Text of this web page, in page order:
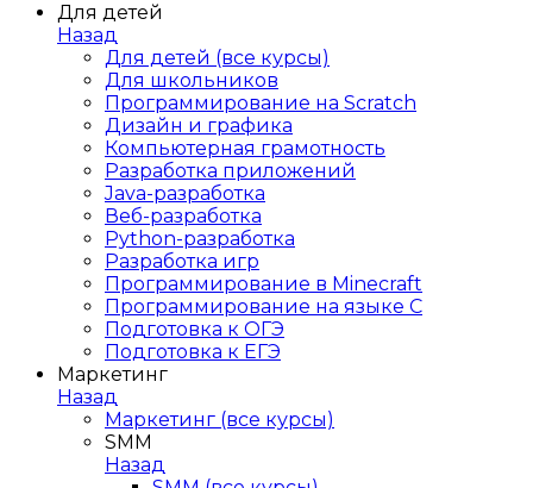
Для детей
Назад
Для детей (все курсы)
Для школьников
Программирование на Scratch
Дизайн и графика
Компьютерная грамотность
Разработка приложений
Java-разработка
Веб-разработка
Python-разработка
Разработка игр
Программирование в Minecraft
Программирование на языке C
Подготовка к ОГЭ
Подготовка к ЕГЭ
Маркетинг
Назад
Маркетинг (все курсы)
SMM
Назад